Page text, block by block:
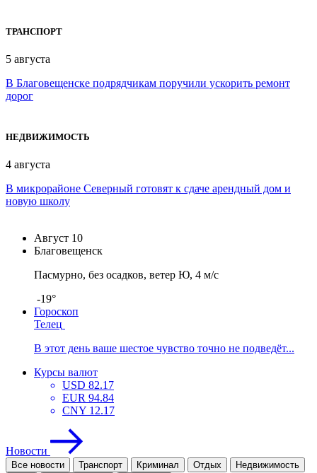
ТРАНСПОРТ
5 августа
В Благовещенске подрядчикам поручили ускорить ремонт
дорог
НЕДВИЖИМОСТЬ
4 августа
В микрорайоне Северный готовят к сдаче арендный дом и
новую школу
Август 10
Благовещенск
Пасмурно, без осадков, ветер Ю, 4 м/с
-19°
Гороскоп
Телец
В этот день ваше шестое чувство точно не подведёт...
Курсы валют
USD 82.17
EUR 94.84
CNY 12.17
Новости
Все новости Транспорт Криминал Отдых
Недвижимость